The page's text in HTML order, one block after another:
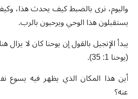
واليوم، نرى بالضبط كيف يحدث هذا،
يستقبلون هذا الوحي ويرحبون بالرب.
يبدأ الإنجيل بالقول إن يوحنا كان لا
(يوحنا 1: 35).
أين هذا المكان الذي يظهر فيه يسوع
عنه؟